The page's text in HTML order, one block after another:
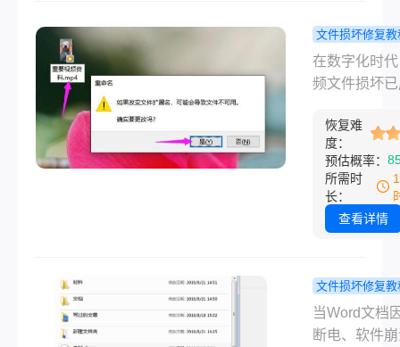
会损坏，导
正常打开或
常。那么ppt
怎么修复呢
是针对PPT
坏的常用修
法，帮助您
复重要文件。
文件损坏修复教
频损坏了怎
复？9类方
生”！
在数字化时
频文件损坏
频问题。无
摄中途断电
设备故障，
毒攻击导致
结构破坏，
片”。那么视
了怎么修复
文整合9类主
恢复难
度：
预估概率：
所需时
长：
查看详情
文件损坏修复教
word损坏
么修复？7
当Word文档
断电、软件